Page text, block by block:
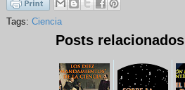
Tags: Ciencia
Posts relacionados